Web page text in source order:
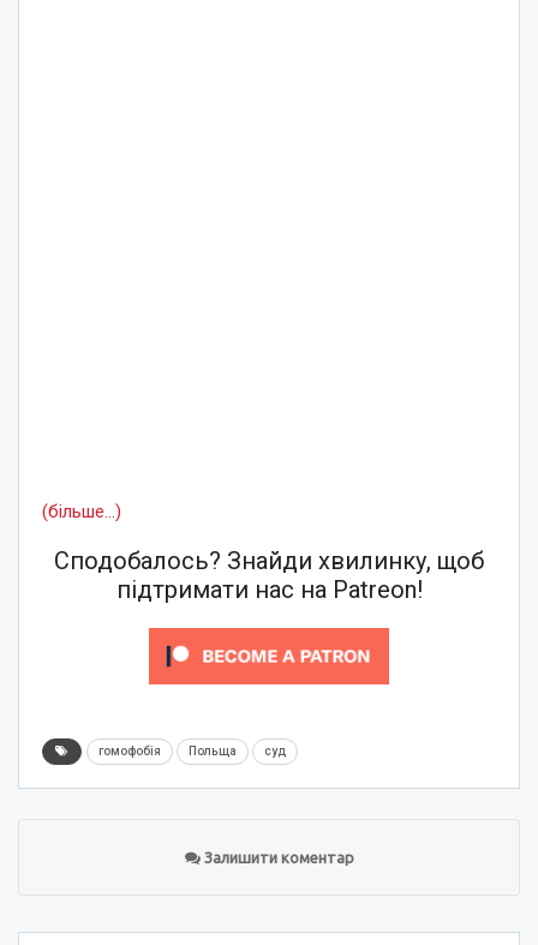
(більше…)
Сподобалось? Знайди хвилинку, щоб
підтримати нас на Patreon!
гомофобія Польща суд
Залишити коментар